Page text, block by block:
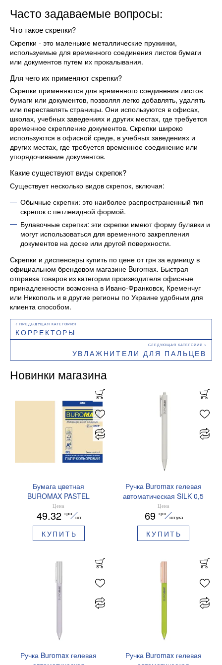
Часто задаваемые вопросы:
Что такое скрепки?
Скрепки - это маленькие металлические пружинки,
используемые для временного соединения листов бумаги
или документов путем их прокалывания.
Для чего их применяют скрепки?
Скрепки применяются для временного соединения листов
бумаги или документов, позволяя легко добавлять, удалять
или переставлять страницы. Они используются в офисах,
школах, учебных заведениях и других местах, где требуется
временное скрепление документов. Скрепки широко
используются в офисной среде, в учебных заведениях и
других местах, где требуется временное соединение или
упорядочивание документов.
Какие существуют виды скрепок?
Существует несколько видов скрепок, включая:
Обычные скрепки: это наиболее распространенный тип
скрепок с петлевидной формой.
Булавочные скрепки: эти скрепки имеют форму булавки и
могут использоваться для временного закрепления
документов на доске или другой поверхности.
Скрепки и диспенсеры купить по цене от грн за единицу в
официальном брендовом магазине Buromax. Быстрая
отправка товаров из категории производителя офисные
принадлежности возможна в Ивано-Франковск, Кременчуг
или Никополь и в другие регионы по Украине удобным для
клиента способом.
КОРРЕКТОРЫ
УВЛАЖНИТЕЛИ ДЛЯ ПАЛЬЦЕВ
Новинки магазина
Бумага цветная
BUROMAX PASTEL
EUROMAX 20 арк А4 80 г/
мс BM.2721220E-08
Цена
49.32 грн
шт
КУПИТЬ
Ручка Buromax гелевая
автоматическая SILK 0,5
мм синие чернила
BM.83100
Цена
69 грн
штука
КУПИТЬ
Ручка Buromax гелевая
Ручка Buromax гелевая